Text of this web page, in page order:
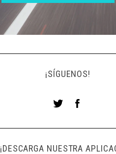
¡SÍGUENOS!
¡DESCARGA NUESTRA